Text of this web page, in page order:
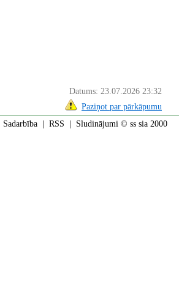
Datums: 23.07.2026 23:32
Paziņot par pārkāpumu
Sadarbība RSS | Sludinājumi © ss sia 2000